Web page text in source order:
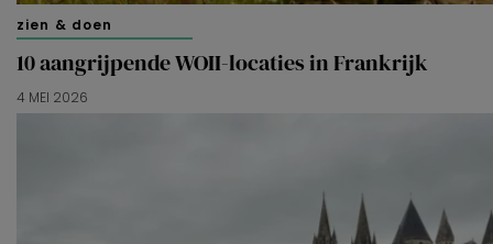
zien & doen
10 aangrijpende WOII-locaties in Frankrijk
4 MEI 2026